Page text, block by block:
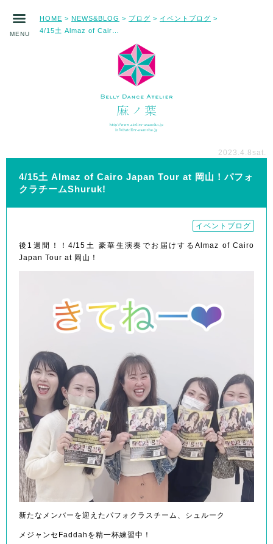
MENU
HOME > NEWS&BLOG > ブログ > イベントブログ >
2023.4.8 sat.
4/15土 Almaz of Cairo Japan Tour at 岡山！パフォ
クラチームShuruk!
イベントブログ
後1週間！！4/15土 豪華生演奏でお届けするAlmaz of Cairo
Japan Tour at 岡山！
新たなメンバーを迎えたパフォクラスチーム、シュルーク
メジャンセFaddahを精一杯練習中！